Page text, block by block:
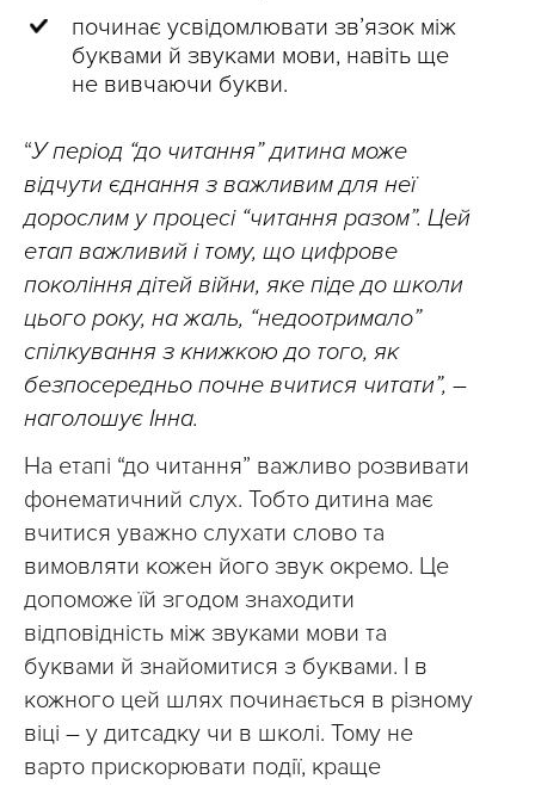
починає усвідомлювати зв’язок між
буквами й звуками мови, навіть ще
не вивчаючи букви.
“У період “до читання” дитина може
відчути єднання з важливим для неї
дорослим у процесі “читання разом”. Цей
етап важливий і тому, що цифрове
покоління дітей війни, яке піде до школи
цього року, на жаль, “недоотримало”
спілкування з книжкою до того, як
безпосередньо почне вчитися читати”, –
наголошує Інна.
На етапі “до читання” важливо розвивати
фонематичний слух. Тобто дитина має
вчитися уважно слухати слово та
вимовляти кожен його звук окремо. Це
допоможе їй згодом знаходити
відповідність між звуками мови та
буквами й знайомитися з буквами. І в
кожного цей шлях починається в різному
віці – у дитсадку чи в школі. Тому не
варто прискорювати події, краще